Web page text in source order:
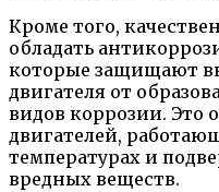
Кроме того,
обладать
которые защищают
двигателя от
видов коррозии. Это
двигателей,
температурах и
вредных веществ.